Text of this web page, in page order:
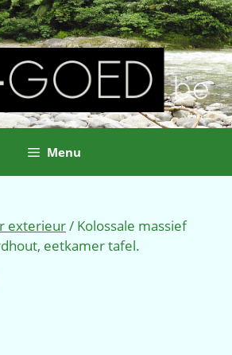
Menu
exterieur/ Kolossale massief
eetkamer tafel.